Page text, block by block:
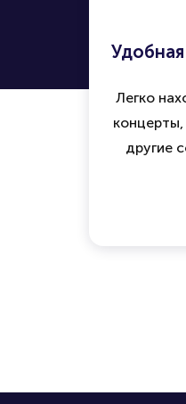
Легко
другие